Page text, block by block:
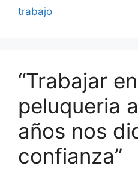
trabajo
“Trabajar
peluqueria
años nos
confianza”